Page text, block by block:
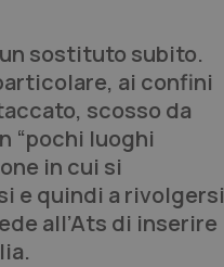
sostituto subito.
ai confini
scosso da
“pochi luoghi
in cui si
e quindi a rivolgersi
all’Ats di inserire